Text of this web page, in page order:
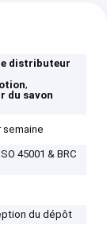
distributeur
,
du savon
semaine
45001 & BRC
du dépôt